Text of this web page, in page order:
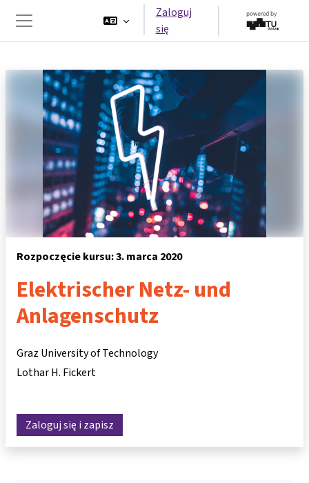
Przejdź do głównej zawartości
Panel boczny
Zaloguj
się
Rozpoczęcie kursu: 3. marca 2020
Elektrischer Netz- und
Anlagenschutz
Graz University of Technology
Lothar H. Fickert
Zaloguj się i zapisz